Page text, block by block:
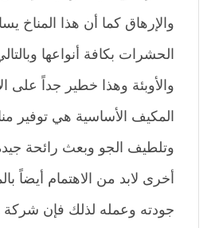
والإرهاق كما أن هذا المناخ
الحشرات بكافة أنواعها
والأوبئة وهذا خطير جداً على
المكيف الأساسية هي توفير
وتلطيف الجو وبعث رائحة
أخرى لابد من الاهتمام أيضاً
جودته وعمله لذلك فإن